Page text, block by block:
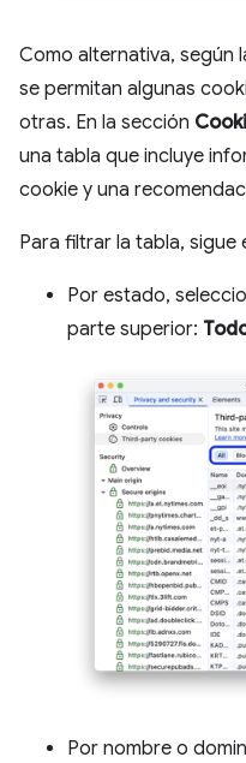
Como alternativa, según
se permitan algunas
otras. En la sección
una tabla que incluye
cookie y una
Para filtrar la tabla, sigue
Por estado,
parte superior:
Por nombre o